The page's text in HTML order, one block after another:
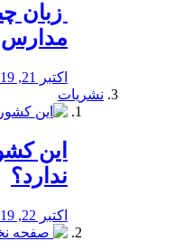
زبان
مدارس
اکتبر 21, 2019
نشریات
این
ندارد؟
اکتبر 22, 2019